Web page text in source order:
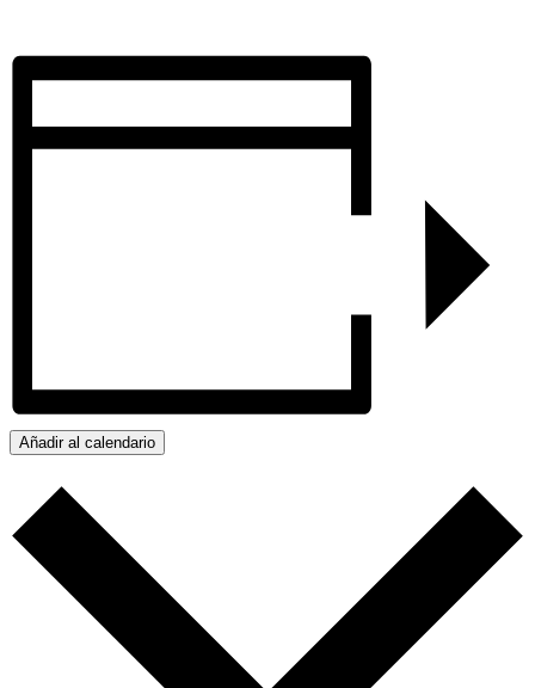
Añadir al calendario